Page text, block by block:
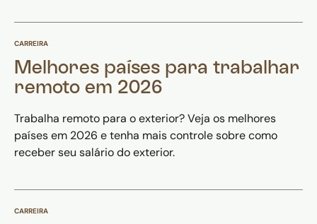
CARREIRA
Melhores países para trabalhar
remoto em 2026
Trabalha remoto para o exterior? Veja os melhores
países em 2026 e tenha mais controle sobre como
receber seu salário do exterior.
CARREIRA